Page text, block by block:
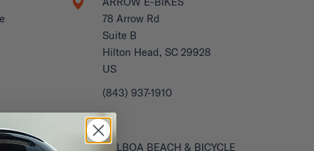
78 Arrow Rd
Suite B
Hilton Head, SC 29928
US
(843) 937-1910
BALBOA BEACH & BICYCLE